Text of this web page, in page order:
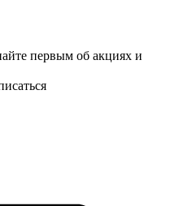
первым об акциях и